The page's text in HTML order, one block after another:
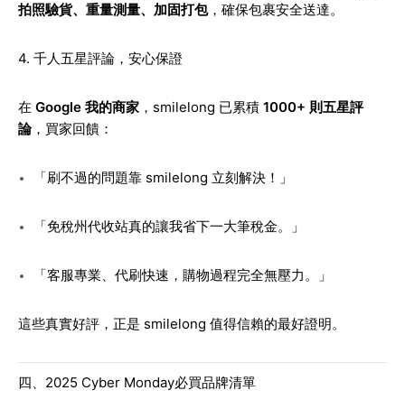
拍照驗貨、重量測量、加固打包，確保包裹安全送達。
4. 千人五星評論，安心保證
在 Google 我的商家 ，smilelong 已累積 1000+ 則五星評
論，買家回饋：
「刷不過的問題靠 smilelong 立刻解決！」
「免稅州代收站真的讓我省下一大筆稅金。」
「客服專業、代刷快速，購物過程完全無壓力。」
這些真實好評，正是 smilelong 值得信賴的最好證明。
四、2025 Cyber Monday必買品牌清單